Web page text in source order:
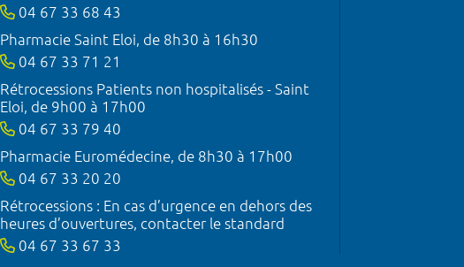
04 67 33 68 43
Pharmacie Saint Eloi, de 8h30 à 16h30
04 67 33 71 21
Rétrocessions Patients non hospitalisés - Saint
Eloi, de 9h00 à 17h00
04 67 33 79 40
Pharmacie Euromédecine, de 8h30 à 17h00
04 67 33 20 20
Rétrocessions : En cas d’urgence en dehors des
heures d’ouvertures, contacter le standard
04 67 33 67 33